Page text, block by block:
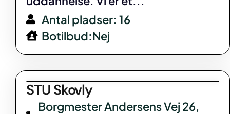
Antal pladser: 16
Botilbud:Nej
STU Skovly
Borgmester Andersens Vej 26,